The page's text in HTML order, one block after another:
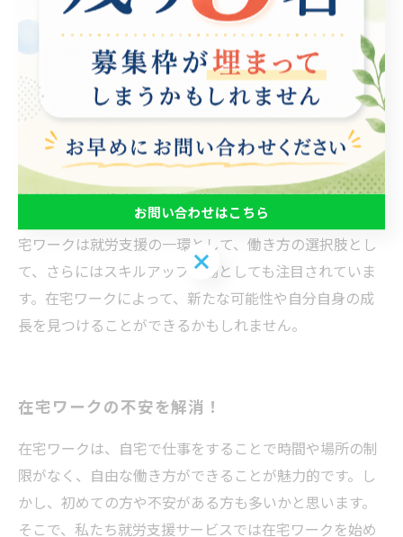
えている方に対して、就職や就労を支援することです。
在宅ワークは、このような方々にとって理想的な働き方
の一つとなることが多くあります。 そして、在宅ワーク
はスキルアップにもつながります。例えば、Webライテ
ィングやグラフィックデザイン、プログラミングなど、
自宅でできる仕事として代表的なものは、一定のスキル
が必要とされます。そのため、在宅ワークをしながら、
自分のスキルを上げることができます。 このように、在
宅ワークは就労支援の一環として、働き方の選択肢とし
て、さらにはスキルアップの場としても注目されていま
す。在宅ワークによって、新たな可能性や自分自身の成
長を見つけることができるかもしれません。
在宅ワークの不安を解消！
在宅ワークは、自宅で仕事をすることで時間や場所の制
限がなく、自由な働き方ができることが魅力的です。し
かし、初めての方や不安がある方も多いかと思います。
そこで、私たち就労支援サービスでは在宅ワークを始め
お問い合わせはこちら
お問い合わせはこちら